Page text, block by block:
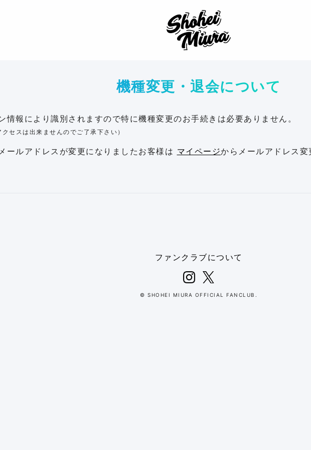
機種変更・退会について
情報により識別されますので特に機種変更のお手続きは必要ありません。
クセスは出来ませんのでご了承下さい）
ールアドレスが変更になりましたお客様は マイページからメールアドレス変
ファンクラブについて
© SHOHEI MIURA OFFICIAL FANCLUB.